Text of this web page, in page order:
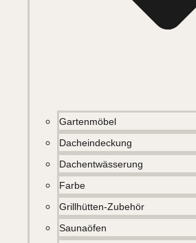
Gartenmöbel
Dacheindeckung
Dachentwässerung
Farbe
Grillhütten-Zubehör
Saunaöfen